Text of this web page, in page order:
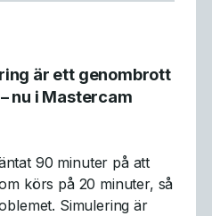
är ett genombrott
nu i Mastercam
90 minuter på att
körs på 20 minuter, så
Simulering är